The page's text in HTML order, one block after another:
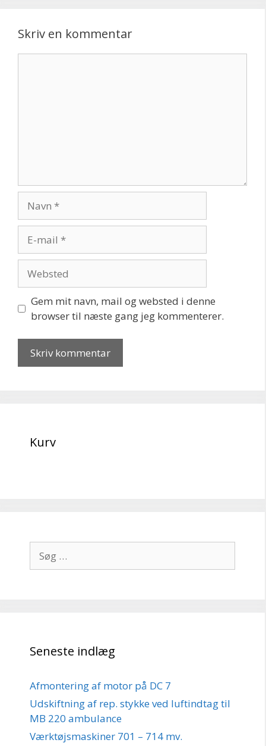
Skriv en kommentar
mail
Gem mit navn, mail og websted i denne
browser til næste gang jeg kommenterer.
Kurv
efter:
Seneste indlæg
Afmontering af motor på DC 7
Udskiftning af rep. stykke ved luftindtag til
MB 220 ambulance
Værktøjsmaskiner 701 – 714 mv.